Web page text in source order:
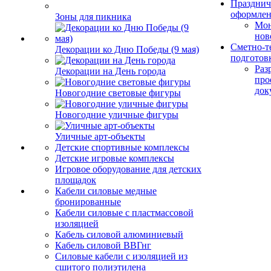
Зоны для пикника
Декорации ко Дню Победы (9 мая)
Декорации на День города
Новогодние световые фигуры
Новогодние уличные фигуры
Уличные арт-объекты
Детские спортивные комплексы
Детские игровые комплексы
Игровое оборудование для детских
площадок
Кабели силовые медные
бронированные
Кабели силовые с пластмассовой
изоляцией
Кабель силовой алюминиевый
Кабель силовой ВВГнг
Силовые кабели с изоляцией из
сшитого полиэтилена
Сметно-